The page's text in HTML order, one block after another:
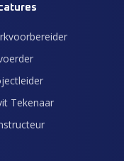
Tekenaar